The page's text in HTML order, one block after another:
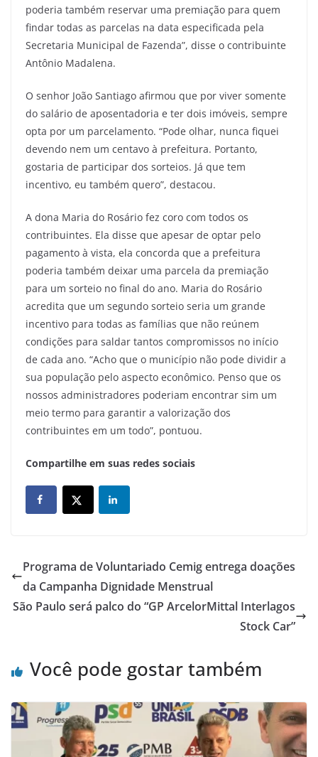
poderia também reservar uma premiação para quem
findar todas as parcelas na data especificada pela
Secretaria Municipal de Fazenda”, disse o contribuinte
Antônio Madalena.
O senhor João Santiago afirmou que por viver somente
do salário de aposentadoria e ter dois imóveis, sempre
opta por um parcelamento. “Pode olhar, nunca fiquei
devendo nem um centavo à prefeitura. Portanto,
gostaria de participar dos sorteios. Já que tem
incentivo, eu também quero”, destacou.
A dona Maria do Rosário fez coro com todos os
contribuintes. Ela disse que apesar de optar pelo
pagamento à vista, ela concorda que a prefeitura
poderia também deixar uma parcela da premiação
para um sorteio no final do ano. Maria do Rosário
acredita que um segundo sorteio seria um grande
incentivo para todas as famílias que não reúnem
condições para saldar tantos compromissos no início
de cada ano. “Acho que o município não pode dividir a
sua população pelo aspecto econômico. Penso que os
nossos administradores poderiam encontrar sim um
meio termo para garantir a valorização dos
contribuintes em um todo”, pontuou.
Compartilhe em suas redes sociais
Programa de Voluntariado Cemig entrega doações
da Campanha Dignidade Menstrual
São Paulo será palco do “GP ArcelorMittal Interlagos
Stock Car”
Você pode gostar também